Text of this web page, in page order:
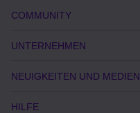
COMMUNITY
UNTERNEHMEN
NEUIGKEITEN UND MEDIEN
HILFE